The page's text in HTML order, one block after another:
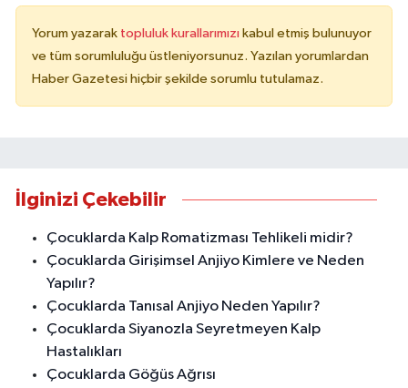
Yorum yazarak topluluk kurallarımızı kabul etmiş bulunuyor
ve tüm sorumluluğu üstleniyorsunuz. Yazılan yorumlardan
Haber Gazetesi hiçbir şekilde sorumlu tutulamaz.
İlginizi Çekebilir
Çocuklarda Kalp Romatizması Tehlikeli midir?
Çocuklarda Girişimsel Anjiyo Kimlere ve Neden
Yapılır?
Çocuklarda Tanısal Anjiyo Neden Yapılır?
Çocuklarda Siyanozla Seyretmeyen Kalp
Hastalıkları
Çocuklarda Göğüs Ağrısı